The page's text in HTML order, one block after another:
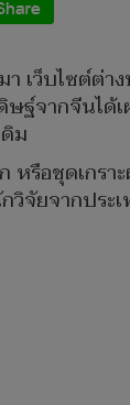
เว็บไซต์ต่า
ษฐ์จากจีนไ
ม
หรือชุดเกร
จัยจากประ